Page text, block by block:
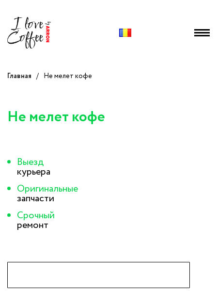
Главная / Не мелет кофе
Не мелет кофе
Выезд
курьера
Оригинальные
запчасти
Срочный
ремонт